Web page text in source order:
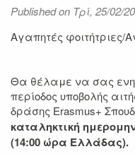
Published on Τρί, 25/02/
Αγαπητές φοιτήτριες/
Θα θέλαμε να σας
περίοδος υποβολής
δράσης Erasmus+
καταληκτική
(14:00 ώρα Ελλάδας).